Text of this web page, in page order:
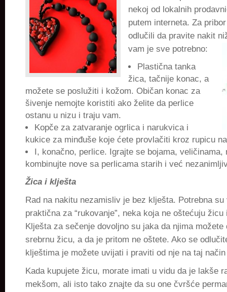
nekoj od lokalnih
putem interneta. Za
odlučili da pravite nakit
vam je sve potrebno:
Plastična tanka
žica, tačnije konac, a
možete se poslužiti i kožom. Običan konac za
šivenje nemojte koristiti ako želite da perlice
ostanu u nizu i traju vam.
Kopče za zatvaranje ogrlica i narukvica i
kukice za minđuše koje ćete provlačiti kroz rupicu
I, konačno, perlice. Igrajte se bojama, veličinama,
kombinujte nove sa perlicama starih i već
Žica i klješta
Rad na nakitu nezamisliv je bez klješta. Potrebna su
praktična za “rukovanje”, neka koja ne oštećuju
Klješta za sečenje dovoljno su jaka da njima
srebrnu žicu, a da je pritom ne oštete. Ako se
klještima je možete uvijati i praviti od nje na taj
Kada kupujete žicu, morate imati u vidu da je lakše
mekšom, ali isto tako znajte da su one čvršće